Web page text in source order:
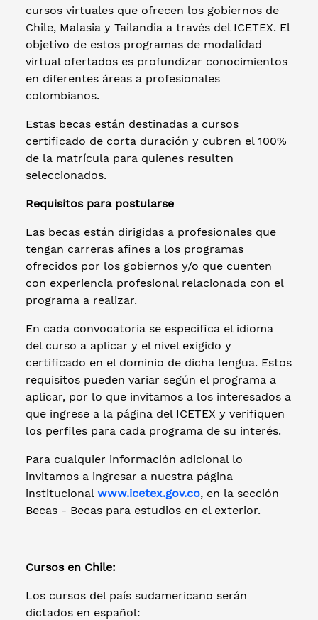
cursos virtuales que ofrecen los gobiernos de
Chile, Malasia y Tailandia a través del ICETEX. El
objetivo de estos programas de modalidad
virtual ofertados es profundizar conocimientos
en diferentes áreas a profesionales
colombianos.
Estas becas están destinadas a cursos
certificado de corta duración y cubren el 100%
de la matrícula para quienes resulten
seleccionados.
Requisitos para postularse
Las becas están dirigidas a profesionales que
tengan carreras afines a los programas
ofrecidos por los gobiernos y/o que cuenten
con experiencia profesional relacionada con el
programa a realizar.
En cada convocatoria se especifica el idioma
del curso a aplicar y el nivel exigido y
certificado en el dominio de dicha lengua. Estos
requisitos pueden variar según el programa a
aplicar, por lo que invitamos a los interesados a
que ingrese a la página del ICETEX y verifiquen
los perfiles para cada programa de su interés.
Para cualquier información adicional lo
invitamos a ingresar a nuestra página
institucional www.icetex.gov.co, en la sección
Becas - Becas para estudios en el exterior.
Cursos en Chile:
Los cursos del país sudamericano serán
dictados en español: